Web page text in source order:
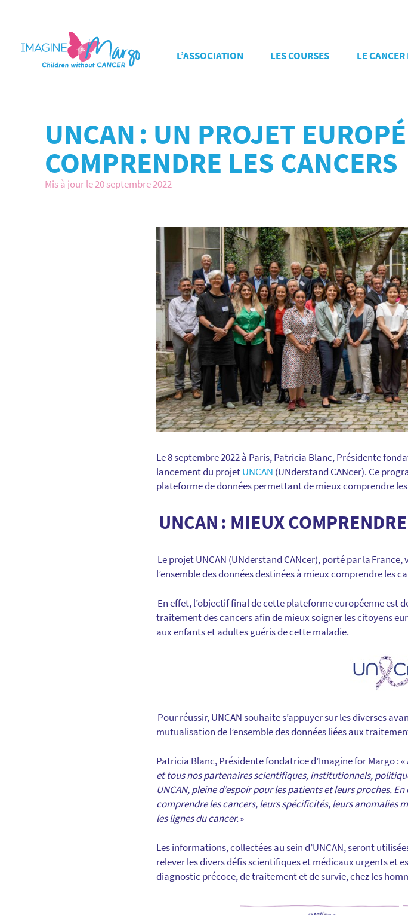
L’ASSOCIATION LES COURSES LE
UNCAN : UN PROJET
COMPRENDRE LES CANCERS
Mis à jour le 20 septembre 2022
Le 8 septembre 2022 à Paris, Patricia Blanc, Présidente
lancement du projetUNCAN (UNderstand CANcer). Ce
plateforme de données permettant de mieux comprendre
UNCAN : MIEUX
Le projet UNCAN (UNderstand CANcer), porté par la
l’ensemble des données destinées à mieux comprendre les
En effet, l’objectif final de cette plateforme européenne est
traitement des cancers afin de mieux soigner les citoyens
aux enfants et adultes guéris de cette maladie.
Pour réussir, UNCAN souhaite s’appuyer sur les diverses
mutualisation de l’ensemble des données liées aux
Patricia Blanc, Présidente fondatrice d’Imagine for Margo : «
et tous nos partenaires scientifiques, institutionnels,
UNCAN, pleine d’espoir pour les patients et leurs proches.
comprendre les cancers, leurs spécificités, leurs anomalies
les lignes du cancer.»
Les informations, collectées au sein d’UNCAN, seront
relever les divers défis scientifiques et médicaux urgents et
diagnostic précoce, de traitement et de survie, chez les